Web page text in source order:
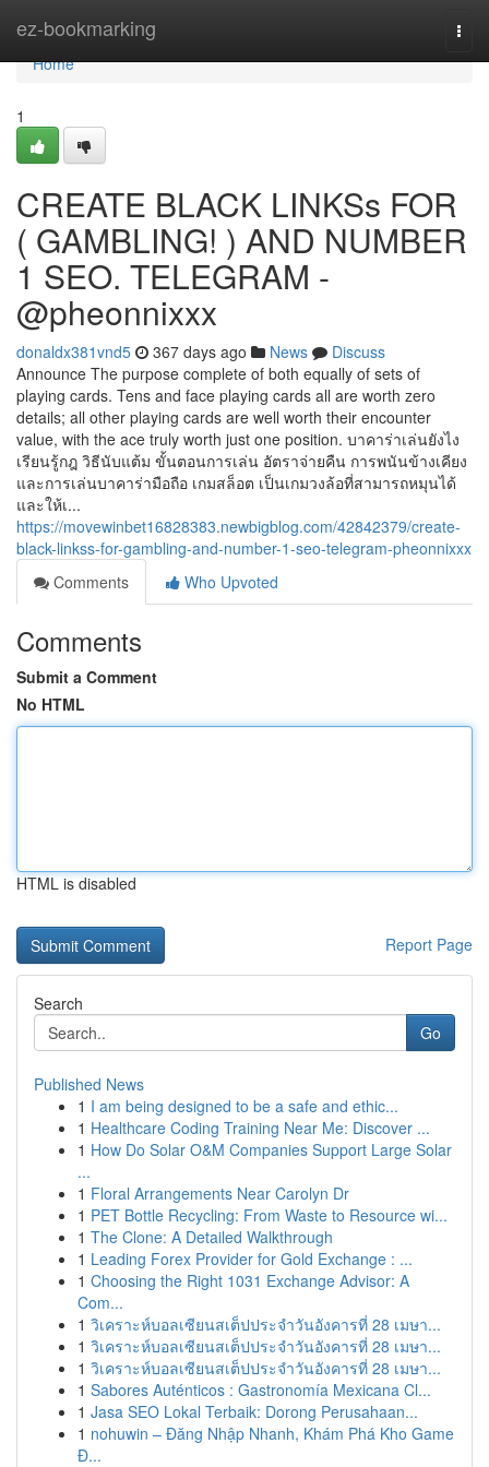
ez-bookmarking
Home
Home
1
CREATE BLACK LINKSs FOR
( GAMBLING! ) AND NUMBER
1 SEO. TELEGRAM -
@pheonnixxx
donaldx381vnd5 367 days ago News
Discuss
Announce The purpose complete of both equally of sets of
playing cards. Tens and face playing cards all are worth zero
details; all other playing cards are well worth their encounter
value, with the ace truly worth just one position. บาคาร่าเล่นยังไง
เรียนรู้กฎ วิธีนับแต้ม ขั้นตอนการเล่น อัตราจ่ายคืน การพนันข้างเคียง
และการเล่นบาคาร่ามือถือ เกมสล็อต เป็นเกมวงล้อที่สามารถหมุนได้
และให้เ...
https://movewinbet16828383.newbigblog.com/42842379/create-
black-linkss-for-gambling-and-number-1-seo-telegram-pheonnixxx
Comments
Who Upvoted
Comments
Submit a Comment
No HTML
HTML is disabled
Report Page
Search
Go
Published News
1 I am being designed to be a safe and ethic...
1 Healthcare Coding Training Near Me: Discover ...
1 How Do Solar O&M Companies Support Large Solar
...
1 Floral Arrangements Near Carolyn Dr
1 PET Bottle Recycling: From Waste to Resource wi...
1 The Clone: A Detailed Walkthrough
1 Leading Forex Provider for Gold Exchange : ...
1 Choosing the Right 1031 Exchange Advisor: A
Com...
1 วิเคราะห์บอลเซียนสเต็ปประจำวันอังคารที่ 28 เมษา...
1 วิเคราะห์บอลเซียนสเต็ปประจำวันอังคารที่ 28 เมษา...
1 วิเคราะห์บอลเซียนสเต็ปประจำวันอังคารที่ 28 เมษา...
1 Sabores Auténticos : Gastronomía Mexicana Cl...
1 Jasa SEO Lokal Terbaik: Dorong Perusahaan...
1 nohuwin – Đăng Nhập Nhanh, Khám Phá Kho Game
Đ...